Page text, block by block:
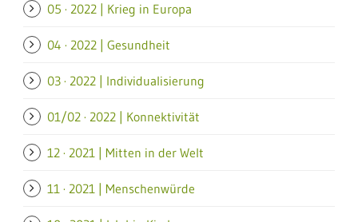
05 · 2022 | Krieg in Europa
04 · 2022 | Gesundheit
03 · 2022 | Individualisierung
01/02 · 2022 | Konnektivität
12 · 2021 | Mitten in der Welt
11 · 2021 | Menschenwürde